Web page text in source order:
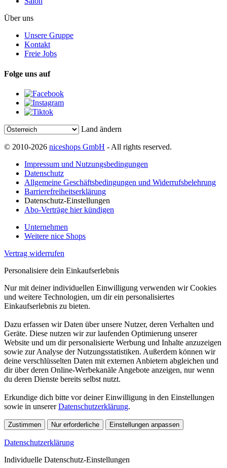
Über uns
Unsere Gruppe
Kontakt
Freie Jobs
Folge uns auf
Land ändern
© 2010-2026 niceshops GmbH - All rights reserved.
Impressum und Nutzungsbedingungen
Datenschutz
Allgemeine Geschäftsbedingungen und Widerrufsbelehrung
Barrierefreiheitserklärung
Datenschutz-Einstellungen
Abo-Verträge hier kündigen
Unternehmen
Weitere nice Shops
Vertrag widerrufen
Personalisiere dein Einkaufserlebnis
Nur mit deiner individuellen Einwilligung verwenden wir Cookies
und weitere Technologien, um dir ein personalisiertes
Einkaufserlebnis zu bieten.
Dazu erfassen wir Daten über unsere Nutzer, deren Verhalten und
Geräte. Diese nutzen wir zur laufenden Optimierung unserer
Website und um dir personalisierte Werbung und Inhalte anzuzeigen
sowie zur Analyse der Nutzungsstatistiken. Außerdem können wir
deine verschlüsselten Daten mit externen Anbietern abgleichen und
dir über deren Online-Werbekanäle Angebote anzeigen, nur wenn
du deren Dienste bereits selbst nutzt.
Erkundige dich bitte vor deiner Einwilligung in den Einstellungen
sowie in unsererDatenschutzerklärung.
Zustimmen Nur erforderliche Einstellungen anpassen
Datenschutzerklärung
Individuelle Datenschutz-Einstellungen